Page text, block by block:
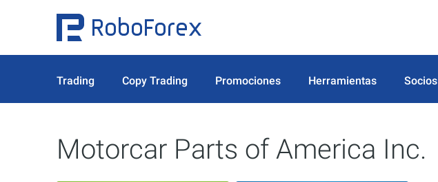
Trading Copy Trading Promociones Herramientas Socios
Motorcar Parts of America Inc.